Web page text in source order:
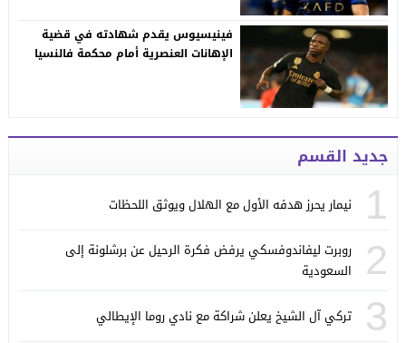
فينيسيوس يقدم شهادته في قضية
الإهانات العنصرية أمام محكمة فالنسيا
جديد القسم
1 نيمار يحرز هدفه الأول مع الهلال ويوثق اللحظات
2
روبرت ليفاندوفسكي يرفض فكرة الرحيل عن برشلونة إلى
السعودية
3 تركي آل الشيخ يعلن شراكة مع نادي روما الإيطالي